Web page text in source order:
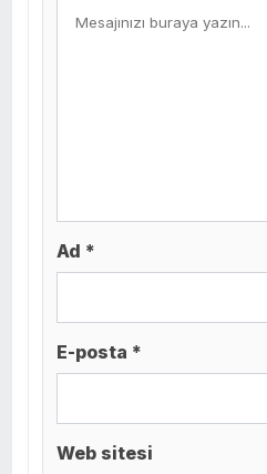
Ad *
E-posta *
Web sitesi